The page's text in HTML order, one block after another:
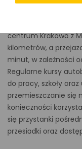
centrum Krakowa z
kilometrów, a
minut, w zależności
Regularne kursy
do pracy, szkoły
przemieszczanie się
konieczności
się przystanki
przesiadki oraz